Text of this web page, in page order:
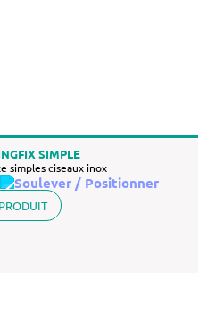
SIMPLE
simples ciseaux inox